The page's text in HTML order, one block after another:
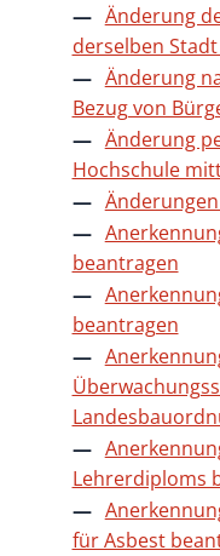
Änderung
derselben
Änderung
Bezug von
Änderung
Hochschule
beantragen
beantragen
Lehrerdiploms
für Asbest